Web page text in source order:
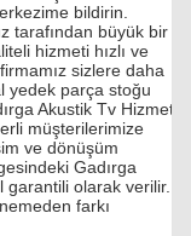
bildirin.
tarafından büyük bir
hizmeti hızlı ve
sizlere daha
yedek parça stoğu
Akustik Tv Hizmeti
müşterilerimize
ve dönüşüm
Gadırga
garantili olarak verilir.
farkı